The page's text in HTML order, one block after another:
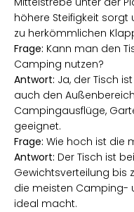
höhere Steifigkeit sorgt
zu herkömmlichen
Frage: Kann man den
Camping nutzen?
Antwort: Ja, der Tisch
auch den
Campingausflüge,
geeignet.
Frage: Wie hoch ist die
Antwort: Der Tisch ist
Gewichtsverteilung bis
die meisten Camping-
ideal macht.